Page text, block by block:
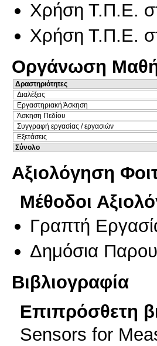
Χρήση Τ.Π.Ε.
Χρήση Τ.Π.Ε.
Οργάνωση
Δραστηριότητες
Διαλέξεις
Εργαστηριακή Άσκηση
Άσκηση Πεδίου
Συγγραφή εργασίας / εργασιών
Εξετάσεις
Σύνολο
Αξιολόγηση
Μέθοδοι
Γραπτή
Δημόσια
Βιβλιογραφία
Επιπρόσθετη
Sensors for